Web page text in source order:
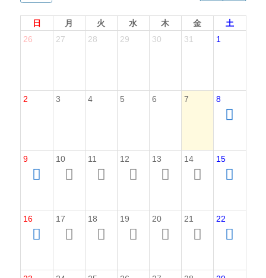
日 月 火 水 木 金
土
26
27 28 29 30 31 1
2 3 4 5 6 7 8
9 10 11 12 13 14 15
16 17 18 19 20 21 22